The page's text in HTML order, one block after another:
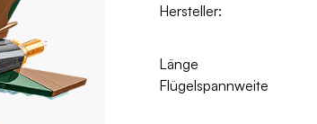
Hersteller:
Länge
Flügelspannweite